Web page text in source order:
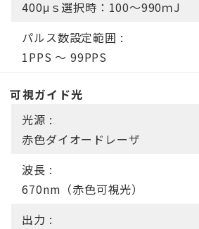
400μｓ選択時：100～990ｍJ
パルス数設定範囲 :
1PPS ～ 99PPS
可視ガイド光
光源 :
赤色ダイオードレーザ
波長 :
670nm（赤色可視光）
出力 :